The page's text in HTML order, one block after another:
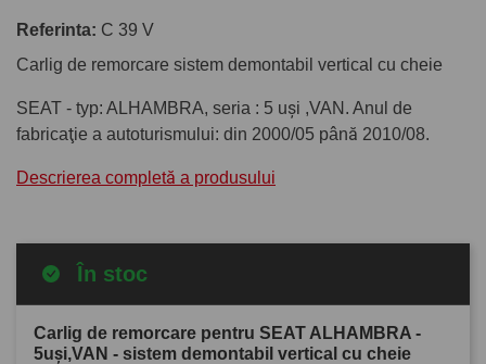
Referinta: C 39 V
Carlig de remorcare sistem demontabil vertical cu cheie
SEAT - typ: ALHAMBRA, seria : 5 uşi ,VAN. Anul de
fabricaţie a autoturismului: din 2000/05 până 2010/08.
Descrierea completă a produsului
În stoc
Carlig de remorcare pentru SEAT ALHAMBRA -
5uşi,VAN - sistem demontabil vertical cu cheie